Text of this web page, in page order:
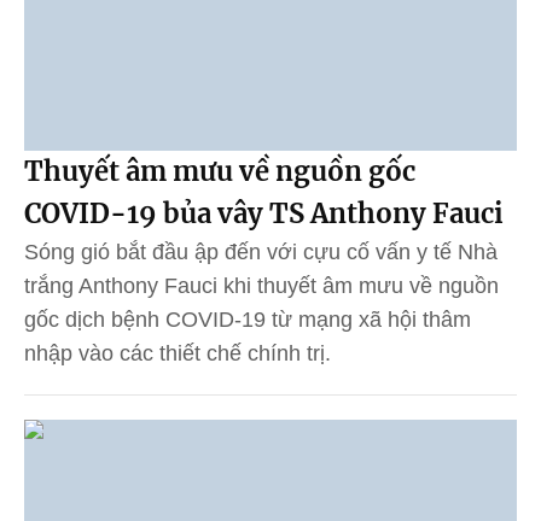
Thuyết âm mưu về nguồn gốc
COVID-19 bủa vây TS Anthony Fauci
Sóng gió bắt đầu ập đến với cựu cố vấn y tế Nhà
trắng Anthony Fauci khi thuyết âm mưu về nguồn
gốc dịch bệnh COVID-19 từ mạng xã hội thâm
nhập vào các thiết chế chính trị.